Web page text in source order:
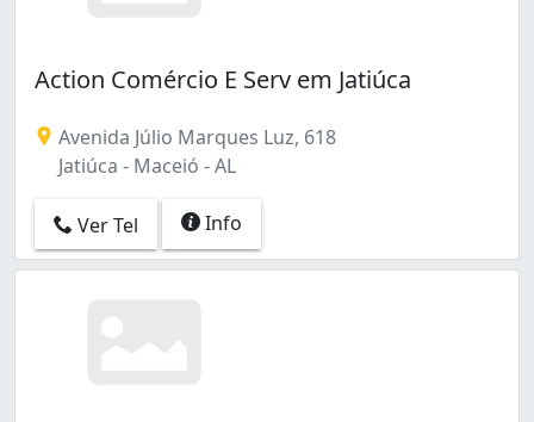
Action Comércio E Serv em Jatiúca
Avenida Júlio Marques Luz, 618
Jatiúca - Maceió - AL
Ver Tel Info